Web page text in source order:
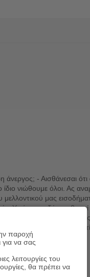
- Αισθάνεσαι
ίδιο νιώθουμε όλοι. Ας
μελλοντικού μας
Υπάρχουν δύο σοβαροί
που έχεις ήδη. - Ο
νοημοσύνη μας,
παροχή
για να σας
λειτουργίες του
θα πρέπει να